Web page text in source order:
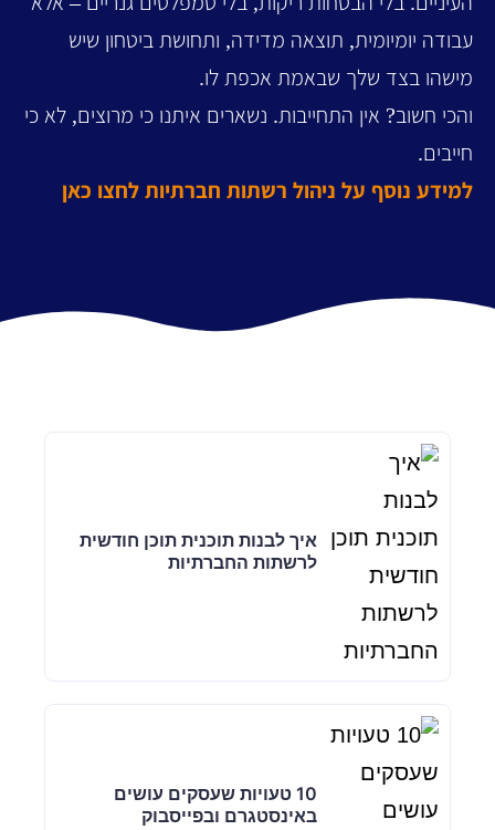
עבודה יומיומית, תוצאה מדידה, ותחושת ביטחון שיש
מישהו בצד שלך שבאמת אכפת לו.
והכי חשוב? אין התחייבות. נשארים איתנו כי מרוצים, לא כי
חייבים.
למידע נוסף על ניהול רשתות חברתיות לחצו כאן
איך לבנות תוכנית תוכן חודשית
לרשתות החברתיות
10 טעויות שעסקים עושים
באינסטגרם ובפייסבוק